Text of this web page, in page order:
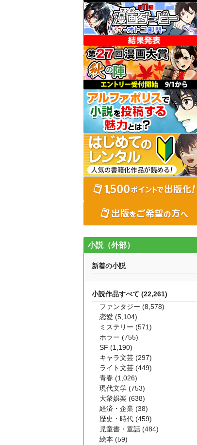
小説（外部）
新着の小説
小説作品すべて (22,261)
ファンタジー (8,578)
恋愛 (5,104)
ミステリー (571)
ホラー (755)
SF (1,190)
キャラ文芸 (297)
ライト文芸 (449)
青春 (1,026)
現代文学 (753)
大衆娯楽 (638)
経済・企業 (38)
歴史・時代 (459)
児童書・童話 (484)
絵本 (59)